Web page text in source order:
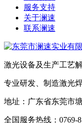
服务支持
关于澜速
联系澜速
激光设备及生产工艺
专业研发、制造激光
地址：广东省东莞市
全国服务热线：0769-